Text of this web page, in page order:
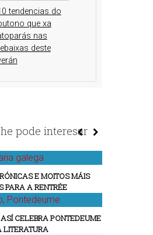
tendencias do
que xa
nas
deste
pode interesar
E MOITOS MÁIS
PARA A RENTRÉE
CELEBRA PONTEDEUME
LITERATURA